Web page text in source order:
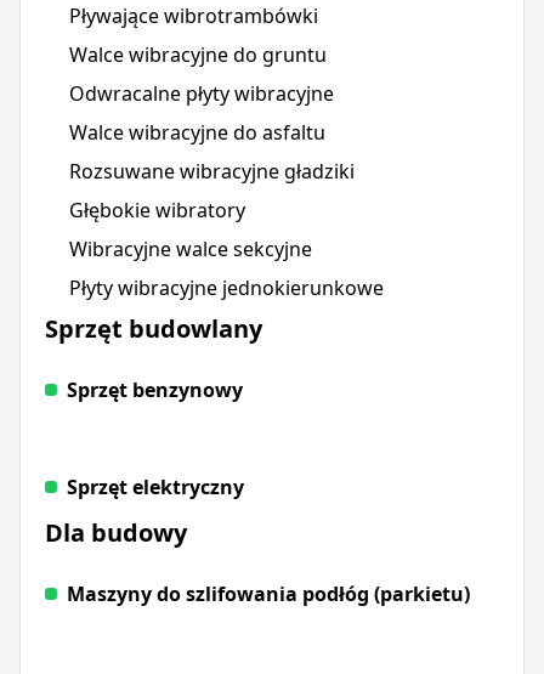
Pływające wibrotrambówki
Walce wibracyjne do gruntu
Odwracalne płyty wibracyjne
Walce wibracyjne do asfaltu
Rozsuwane wibracyjne gładziki
Głębokie wibratory
Wibracyjne walce sekcyjne
Płyty wibracyjne jednokierunkowe
Sprzęt budowlany
Sprzęt benzynowy
Sprzęt elektryczny
Dla budowy
Maszyny do szlifowania podłóg (parkietu)